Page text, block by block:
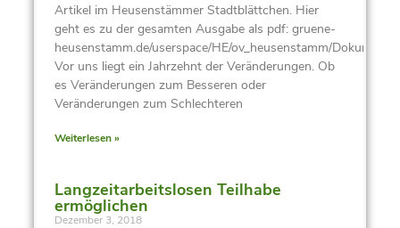
Artikel im Heusenstämmer Stadtblättchen. Hier
geht es zu der gesamten Ausgabe als pdf: gruene-
heusenstamm.de/userspace/HE/ov_heusenstamm/
Vor uns liegt ein Jahrzehnt der Veränderungen. Ob
es Veränderungen zum Besseren oder
Veränderungen zum Schlechteren
Weiterlesen »
Langzeitarbeitslosen Teilhabe
ermöglichen
Dezember 3, 2018